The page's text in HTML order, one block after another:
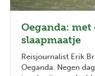
Oeganda:
slaapmaatje
Reisjournalist Erik
Oeganda. Negen